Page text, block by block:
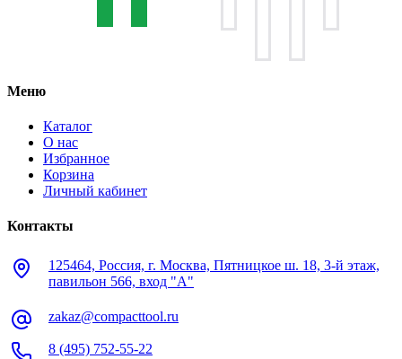
Меню
Каталог
О нас
Избранное
Корзина
Личный кабинет
Контакты
125464, Россия, г. Москва, Пятницкое ш. 18, 3-й этаж,
павильон 566, вход "А"
zakaz@compacttool.ru
8 (495) 752-55-22